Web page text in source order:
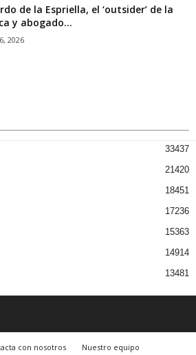
de la Espriella, el ‘outsider’ de la
y abogado...
2026
33437
21420
18451
17236
15363
14914
13481
con nosotros Nuestro equipo